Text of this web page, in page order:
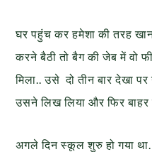
घर पहुंच कर हमेशा की तरह
करने बैठी तो बैग की जेब में वो
मिला.. उसे दो तीन बार देखा पर
उसने लिख लिया और फिर
अगले दिन स्कूल शुरु हो गया था.